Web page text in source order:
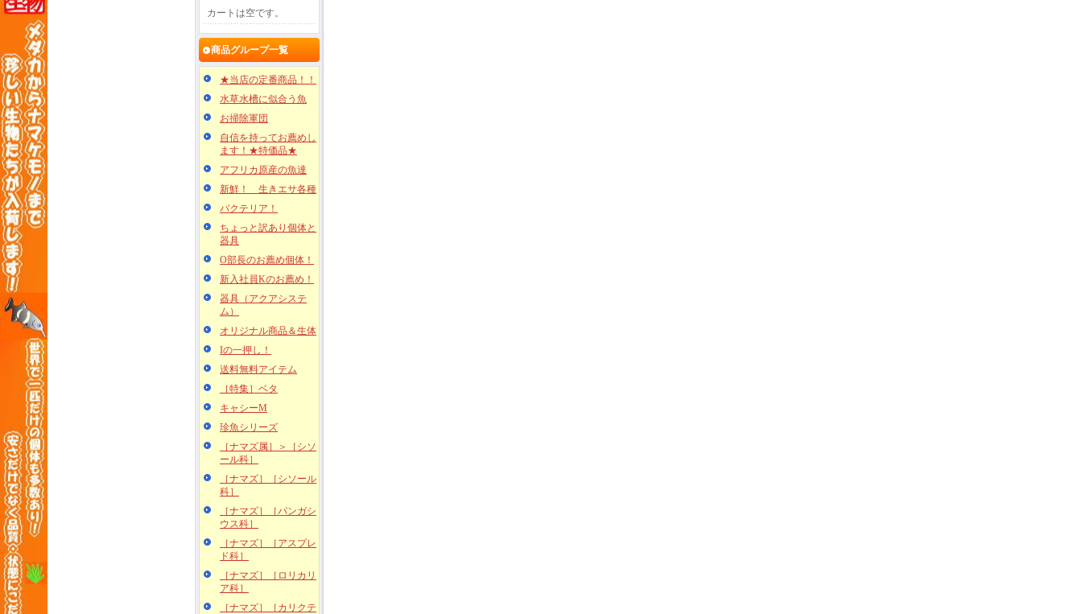
カートは空です。
商品グループ一覧
★当店の定番商品！！
水草水槽に似合う魚
お掃除軍団
自信を持ってお薦めし
ます！★特価品★
アフリカ原産の魚達
新鮮！ 生きエサ各種
バクテリア！
ちょっと訳あり個体と
器具
O部長のお薦め個体！
新入社員Kのお薦め！
器具（アクアシステ
ム）
オリジナル商品＆生体
Iの一押し！
送料無料アイテム
［特集］ベタ
キャシーM
珍魚シリーズ
［ナマズ属］＞［シソ
ール科］
［ナマズ］［シソール
科］
［ナマズ］［パンガシ
ウス科］
［ナマズ］［アスプレ
ド科］
［ナマズ］［ロリカリ
ア科］
［ナマズ］［カリクテ